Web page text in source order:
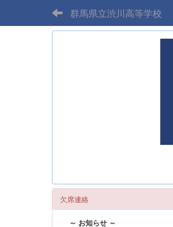
群馬県立渋川高等学校
欠席連絡
～ お知らせ ～